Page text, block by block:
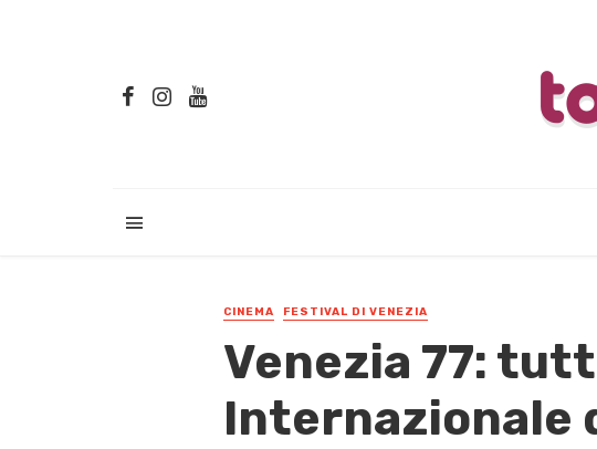
CINEMA FESTIVAL DI VENEZIA
Venezia 77:
Internazionale